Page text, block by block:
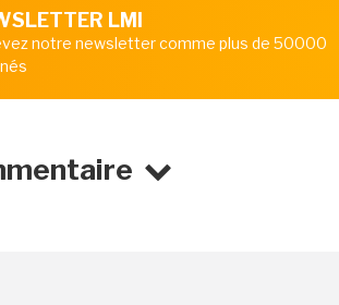
LMI
notre newsletter comme plus de 50000